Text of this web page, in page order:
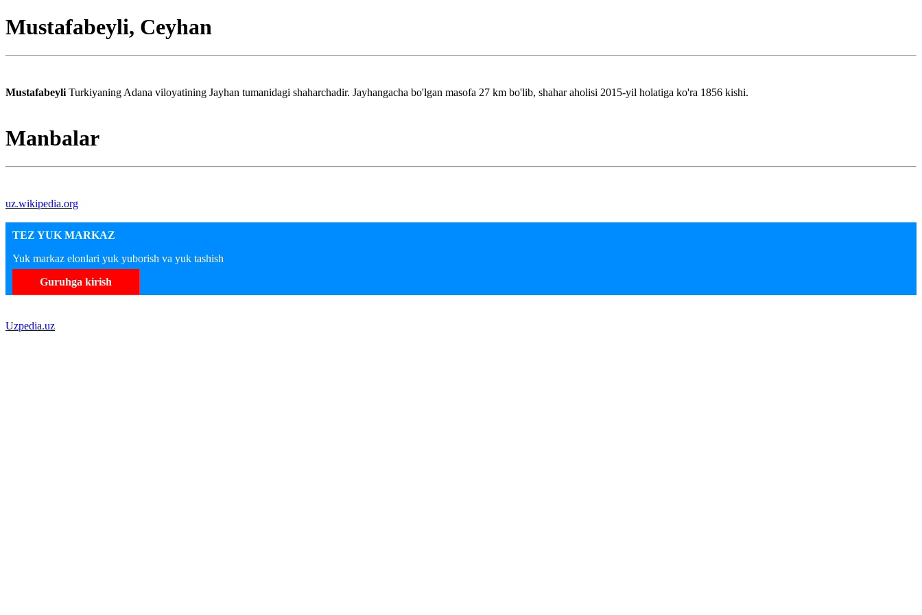
Mustafabeyli, Ceyhan
Mustafabeyli Turkiyaning Adana viloyatining Jayhan tumanidagi shaharchadir. Jayhangacha bo'lgan masofa 27 km bo'lib, shahar aholisi 2015-yil holatiga ko'ra 1856 kishi.
Manbalar
uz.wikipedia.org
TEZ YUK MARKAZ
Yuk markaz elonlari yuk yuborish va yuk tashish
Guruhga kirish
Uzpedia.uz